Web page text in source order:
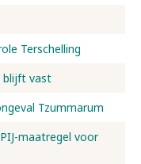
Terschelling
blijft vast
Tzummarum
maatregel voor